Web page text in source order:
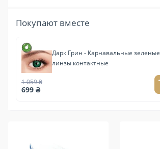
Покупают вместе
Дарк Грин - Карнавальные зеленые
линзы контактные
1 059 ₴
699 ₴